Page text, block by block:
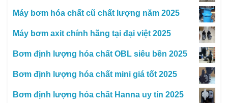
Máy bơm hóa chất cũ chất lượng năm 2025
Máy bơm axit chính hãng tại đại việt 2025
Bơm định lượng hóa chất OBL siêu bền 2025
Bơm định lượng hóa chất mini giá tốt 2025
Bơm định lượng hóa chất Hanna uy tín 2025